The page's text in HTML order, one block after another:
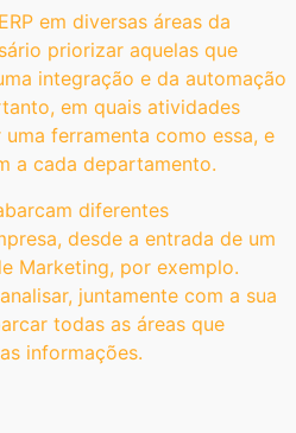
em diversas áreas da
priorizar aquelas que
integração e da automação
em quais atividades
ferramenta como essa, e
a cada departamento.
diferentes
desde a entrada de um
Marketing, por exemplo.
juntamente com a sua
todas as áreas que
informações.